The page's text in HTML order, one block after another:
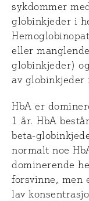
sykdommer
globinkjeder i
eller
globinkjeder)
av
HbA er
1 år. HbA
beta-
normalt noe
dominerende
forsvinne, men
lav